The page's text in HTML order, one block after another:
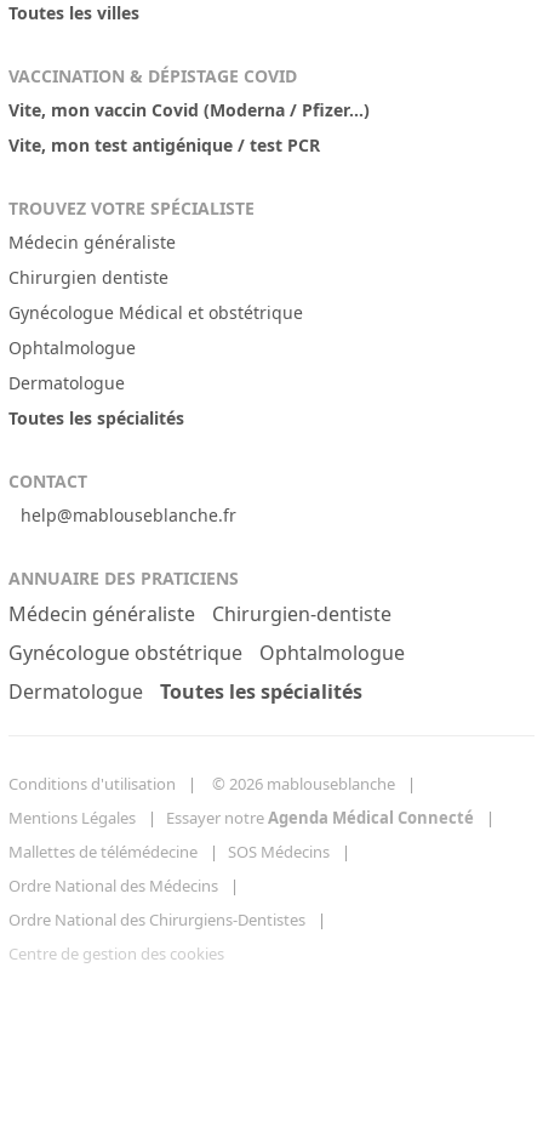
Toutes les villes
VACCINATION & DÉPISTAGE COVID
Vite, mon vaccin Covid (Moderna / Pfizer...)
Vite, mon test antigénique / test PCR
TROUVEZ VOTRE SPÉCIALISTE
Médecin généraliste
Chirurgien dentiste
Gynécologue Médical et obstétrique
Ophtalmologue
Dermatologue
Toutes les spécialités
CONTACT
help@mablouseblanche.fr
ANNUAIRE DES PRATICIENS
Médecin généraliste
Chirurgien-dentiste
Gynécologue obstétrique
Ophtalmologue
Dermatologue
Toutes les spécialités
Conditions d'utilisation
© 2026 mablouseblanche
Mentions Légales
Essayer notreAgenda Médical Connecté
Mallettes de télémédecine
SOS Médecins
Ordre National des Médecins
Ordre National des Chirurgiens-Dentistes
Centre de gestion des cookies